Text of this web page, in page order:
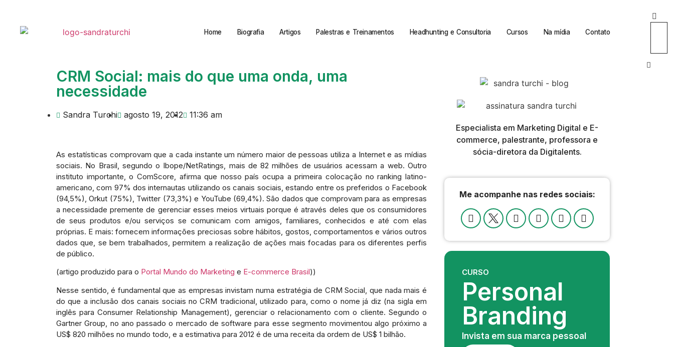
Home Biografia Artigos Palestras e Treinamentos Headhunting e Consultoria Cursos Na mídia Contato
CRM Social: mais do que uma onda, uma
necessidade
Sandra Turchi agosto 19, 2012 11:36 am
As estatísticas comprovam que a cada instante um número maior de pessoas utiliza a Internet e as mídias
sociais. No Brasil, segundo o Ibope/NetRatings, mais de 82 milhões de usuários acessam a web. Outro
instituto importante, o ComScore, afirma que nosso país ocupa a primeira colocação no ranking latino-
americano, com 97% dos internautas utilizando os canais sociais, estando entre os preferidos o Facebook
(94,5%), Orkut (75%), Twitter (73,3%) e YouTube (69,4%). São dados que comprovam para as empresas
a necessidade premente de gerenciar esses meios virtuais porque é através deles que os consumidores
de seus produtos e/ou serviços se comunicam com amigos, familiares, conhecidos e até com elas
próprias. E mais: fornecem informações preciosas sobre hábitos, gostos, comportamentos e vários outros
dados que, se bem trabalhados, permitem a realização de ações mais focadas para os diferentes perfis
de público.
(artigo produzido para o Portal Mundo do Marketing e E-commerce Brasil))
Nesse sentido, é fundamental que as empresas invistam numa estratégia de CRM Social, que nada mais é
do que a inclusão dos canais sociais no CRM tradicional, utilizado para, como o nome já diz (na sigla em
inglês para Consumer Relationship Management), gerenciar o relacionamento com o cliente. Segundo o
Gartner Group, no ano passado o mercado de software para esse segmento movimentou algo próximo a
US$ 820 milhões no mundo todo, e a estimativa para 2012 é de uma receita da ordem de US$ 1 bilhão.
Especialista em Marketing Digital e E-
commerce, palestrante, professora e
sócia-diretora da Digitalents.
Me acompanhe nas redes sociais:
CURSO
Personal
Branding
Invista em sua marca pessoal